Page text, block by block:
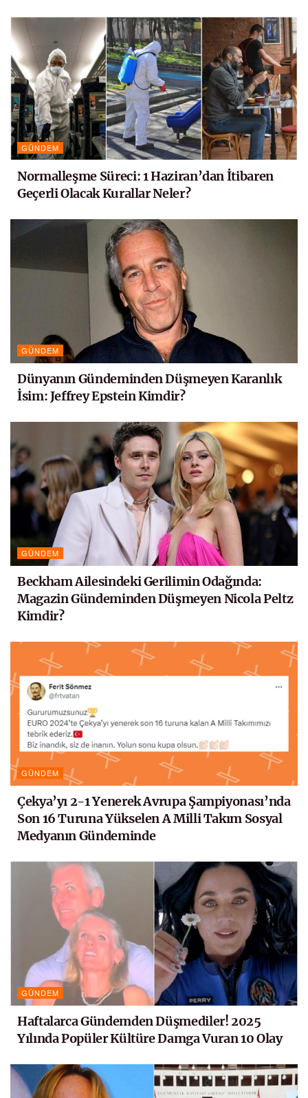
GÜNDEM
Normalleşme Süreci: 1 Haziran’dan İtibaren
Geçerli Olacak Kurallar Neler?
GÜNDEM
Dünyanın Gündeminden Düşmeyen Karanlık
İsim: Jeffrey Epstein Kimdir?
GÜNDEM
Beckham Ailesindeki Gerilimin Odağında:
Magazin Gündeminden Düşmeyen Nicola Peltz
Kimdir?
GÜNDEM
Çekya’yı 2-1 Yenerek Avrupa Şampiyonası’nda
Son 16 Turuna Yükselen A Milli Takım Sosyal
Medyanın Gündeminde
GÜNDEM
Haftalarca Gündemden Düşmediler! 2025
Yılında Popüler Kültüre Damga Vuran 10 Olay